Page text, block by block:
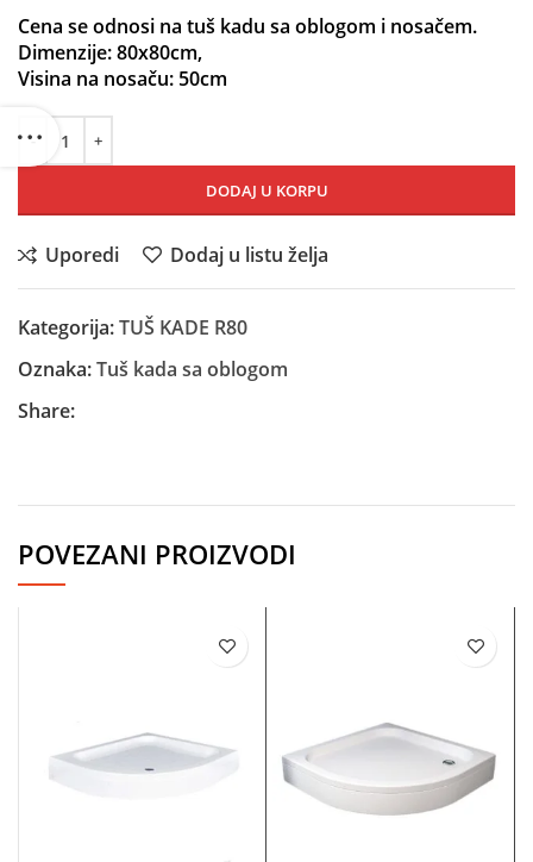
Cena se odnosi na tuš kadu sa oblogom i nosačem.
Dimenzije: 80x80cm,
Visina na nosaču: 50cm
DODAJ U KORPU
Uporedi Dodaj u listu želja
Kategorija:TUŠ KADE R80
Oznaka:Tuš kada sa oblogom
Share:
POVEZANI PROIZVODI